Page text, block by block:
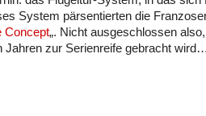
System pärsentierten die
Concept„. Nicht ausgeschlossen
Jahren zur Serienreife gebracht